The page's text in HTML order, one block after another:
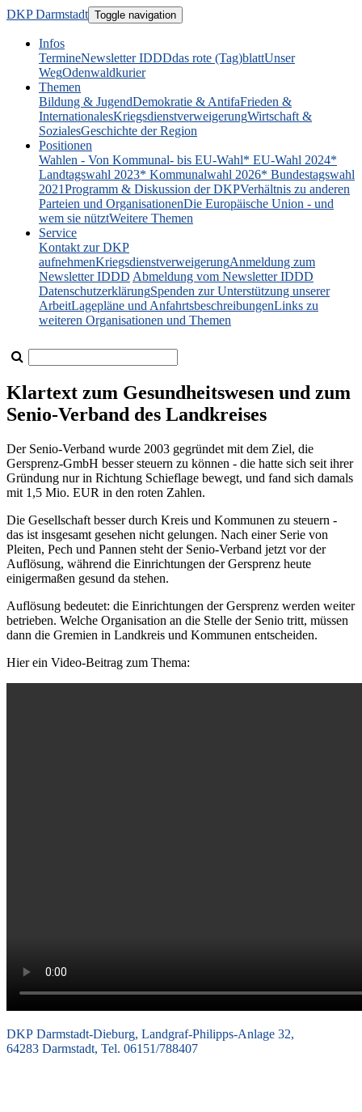
DKP Darmstadt Toggle navigation
Infos
TermineNewsletter IDDDdas rote (Tag)blattUnser
WegOdenwaldkurier
Themen
Bildung & JugendDemokratie & AntifaFrieden &
InternationalesKriegsdienstverweigerungWirtschaft &
SozialesGeschichte der Region
Positionen
Wahlen - Von Kommunal- bis EU-Wahl* EU-Wahl 2024*
Landtagswahl 2023* Kommunalwahl 2026* Bundestagswahl
2021Programm & Diskussion der DKPVerhältnis zu anderen
Parteien und OrganisationenDie Europäische Union - und
wem sie nütztWeitere Themen
Service
Kontakt zur DKP
aufnehmenKriegsdienstverweigerungAnmeldung zum
Newsletter IDDD Abmeldung vom Newsletter IDDD
DatenschutzerklärungSpenden zur Unterstützung unserer
ArbeitLagepläne und AnfahrtsbeschreibungenLinks zu
weiteren Organisationen und Themen
Klartext zum Gesundheitswesen und zum
Senio-Verband des Landkreises
Der Senio-Verband wurde 2003 gegründet mit dem Ziel, die
Gersprenz-GmbH besser steuern zu können - die hatte sich seit ihrer
Gründung nur in Richtung Schieflage bewegt, und fand sich damals
mit 1,5 Mio. EUR in den roten Zahlen.
Die Gesellschaft besser durch Kreis und Kommunen zu steuern -
das ist insgesamt gesehen nicht gelungen. Nach einer Serie von
Pleiten, Pech und Pannen steht der Senio-Verband jetzt vor der
Auflösung, während die Einrichtungen der Gersprenz heute
einigermaßen gesund da stehen.
Auflösung bedeutet: die Einrichtungen der Gersprenz werden weiter
betrieben. Welche Organisation an die Stelle der Senio tritt, müssen
dann die Gremien in Landkreis und Kommunen entscheiden.
Hier ein Video-Beitrag zum Thema:
DKP Darmstadt-Dieburg, Landgraf-Philipps-Anlage 32,
64283 Darmstadt, Tel. 06151/788407